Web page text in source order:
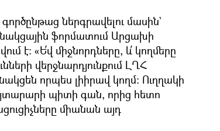
ներգրավելու մասին`
ֆորմատում Արցախի
է։ «Ե՛վ միջնորդները, և՛ կողմերը
վերջնարդյունքում ԼՂՀ
որպես լիիրավ կողմ։ Ուղղակի
պիտի գան, որից հետո
միանան այդ